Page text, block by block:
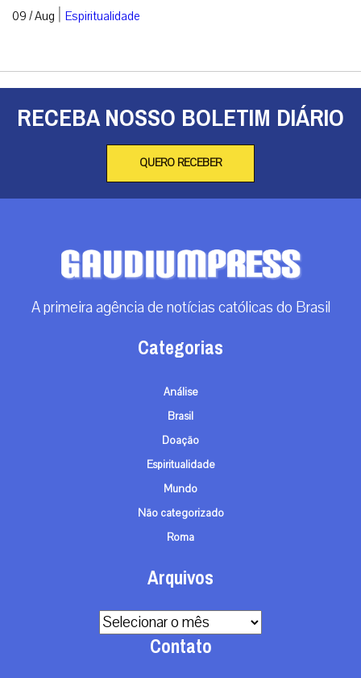
09 / Aug | Espiritualidade
RECEBA NOSSO BOLETIM DIÁRIO
QUERO RECEBER
A primeira agência de notícias católicas do Brasil
Categorias
Análise
Brasil
Doação
Espiritualidade
Mundo
Não categorizado
Roma
Arquivos
Arquivos
Contato